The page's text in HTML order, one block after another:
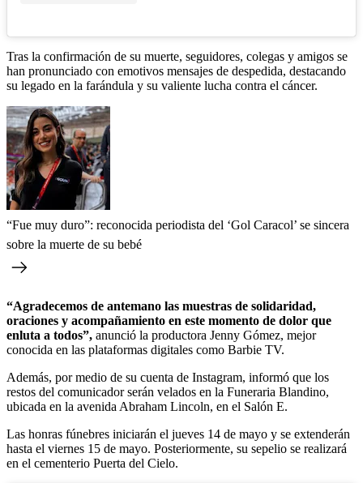
Tras la confirmación de su muerte, seguidores, colegas y amigos se
han pronunciado con emotivos mensajes de despedida, destacando
su legado en la farándula y su valiente lucha contra el cáncer.
“Fue muy duro”: reconocida periodista del ‘Gol Caracol’ se sincera
sobre la muerte de su bebé
“Agradecemos de antemano las muestras de solidaridad,
oraciones y acompañamiento en este momento de dolor que
enluta a todos”, anunció la productora Jenny Gómez, mejor
conocida en las plataformas digitales como Barbie TV.
Además, por medio de su cuenta de Instagram, informó que los
restos del comunicador serán velados en la Funeraria Blandino,
ubicada en la avenida Abraham Lincoln, en el Salón E.
Las honras fúnebres iniciarán el jueves 14 de mayo y se extenderán
hasta el viernes 15 de mayo. Posteriormente, su sepelio se realizará
en el cementerio Puerta del Cielo.